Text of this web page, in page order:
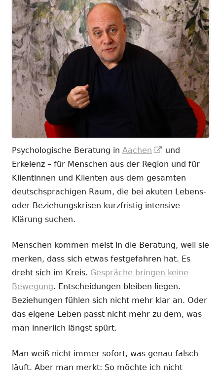
Psychologische Beratung in Aachen
In
neuem
Fenster
öffnen
und
Erkelenz – für Menschen aus der Region und für
Klientinnen und Klienten aus dem gesamten
deutschsprachigen Raum, die bei akuten Lebens-
oder Beziehungskrisen kurzfristig intensive
Klärung suchen.
Menschen kommen meist in die Beratung, weil sie
merken, dass sich etwas festgefahren hat. Es
dreht sich im Kreis. Gespräche bringen keine
Bewegung. Entscheidungen bleiben liegen.
Beziehungen fühlen sich nicht mehr klar an. Oder
das eigene Leben passt nicht mehr zu dem, was
man innerlich längst spürt.
Man weiß nicht immer sofort, was genau falsch
läuft. Aber man merkt: So möchte ich nicht